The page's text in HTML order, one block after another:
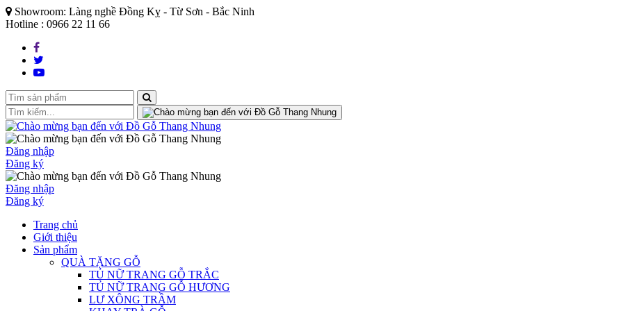
Showroom: Làng nghề Đồng Kỵ - Từ Sơn - Bắc Ninh
Hotline : 0966 22 11 66
Đăng nhập
Đăng ký
Đăng nhập
Đăng ký
Trang chủ
Giới thiệu
Sản phẩm
QUÀ TẶNG GỖ
TỦ NỮ TRANG GỖ TRẮC
TỦ NỮ TRANG GỖ HƯƠNG
LƯ XÔNG TRẦM